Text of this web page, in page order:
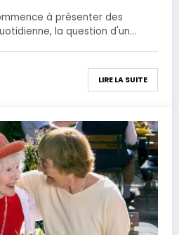
à présenter des
la question d'un…
LIRE LA SUITE